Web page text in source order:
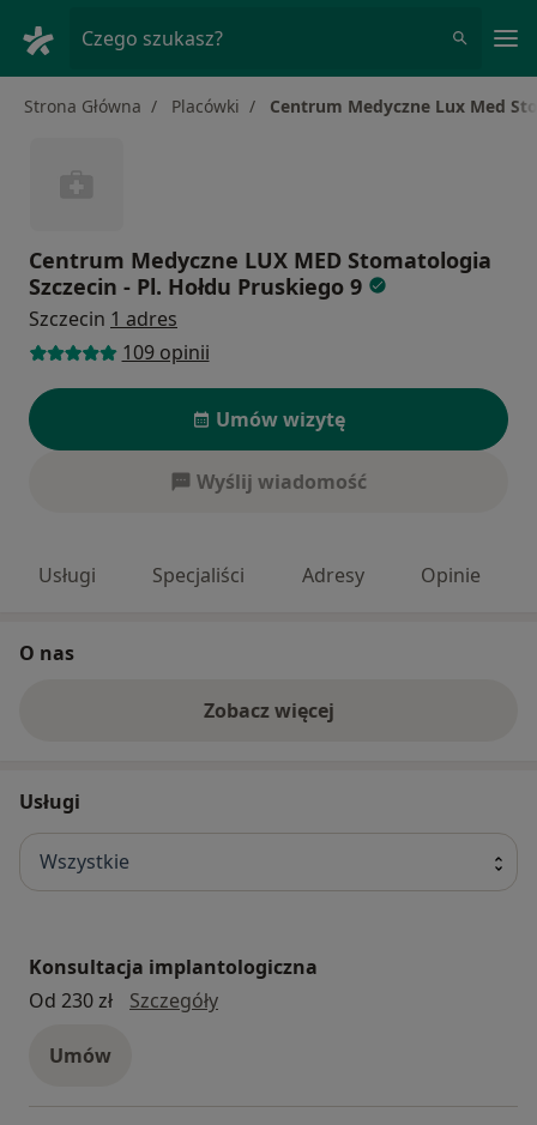
Czego szukasz?
Strona Główna Placówki Centrum Medyczne Lux Med
Centrum Medyczne LUX MED Stomatologia
Szczecin - Pl. Hołdu Pruskiego 9
Szczecin 1 adres
109 opinii
Umów wizytę
Wyślij wiadomość
Usługi Specjaliści Adresy Opinie
O nas
Zobacz więcej
Usługi
Wszystkie
Konsultacja implantologiczna
Od 230 zł
Szczegółykonsultacja implantologiczna
Umów